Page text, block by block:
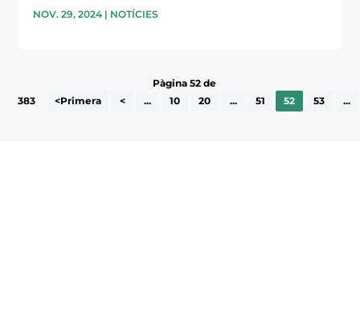
NOV. 29, 2024 | NOTÍCIES
Pàgina 52 de
383
<Primera < ... 10 20 ... 51 52 53 ...